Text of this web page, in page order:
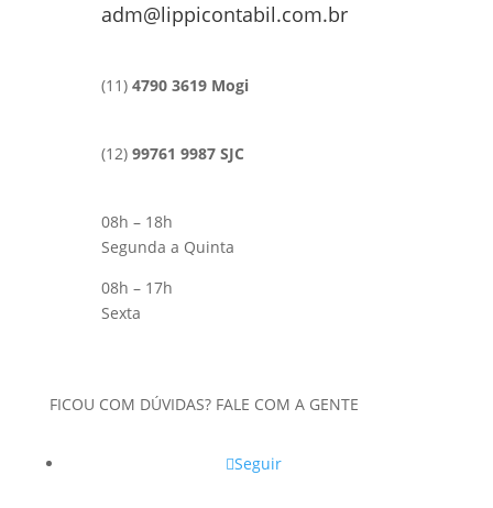
adm@lippicontabil.com.br
(11) 4790 3619 Mogi
(12) 99761 9987 SJC
08h – 18h
Segunda a Quinta
08h – 17h
Sexta
FICOU COM DÚVIDAS? FALE COM A GENTE
Seguir